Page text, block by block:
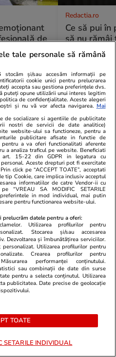
de
transmis
Redactia.ro
Ce să pui
să nu rămâi
veche pe
respectă și
deja
de
tale personale să rămână
stocăm și/sau accesăm informații pe
cookie unici pentru prelucrarea
accepta sau gestiona preferințele dvs.
puteți opune utilizării unui interes legitim
de confidențialitate. Aceste alegeri
și nu vă vor afecta navigarea. Mai
de socializare si agentiile de publicitate
nostri de servicii de date analitice)
website-ului sa functioneze, pentru a
publicitare afisate in functie de
a va oferi functionalitati aferente
a analiza traficul pe website. Beneficiati
art. 15-22 din GDPR in legatura cu
Aceste drepturi pot fi exercitate
click pe “ACCEPT TOATE”, acceptati
tip Cookie, care implica inclusiv acceptul
informatiilor de catre Vendor-ii cu
“VREAU SA MODIFIC SETARILE
in mod individual, mai putin
pentru functionarea website-ului.
datele pentru a oferi:
Utilizarea profilurilor pentru
Stocarea și/sau accesarea
Dezvoltarea și îmbunătățirea serviciilor.
Utilizarea profilurilor pentru
Crearea profilurilor pentru
performanței conținutului.
sau combinații de date din surse
pentru a selecta conținutul. Utilizarea
publicitatea. Date precise de geolocație
TOATE
SETARILE INDIVIDUAL